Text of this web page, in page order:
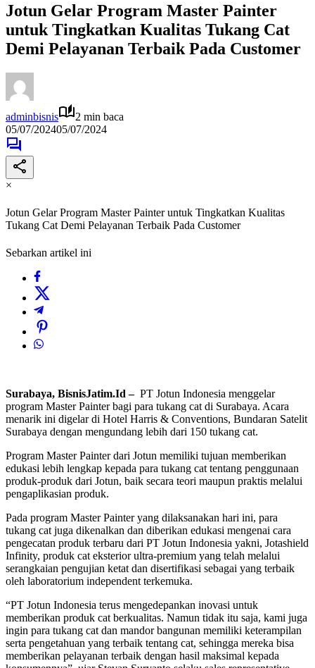
Jotun Gelar Program Master Painter
untuk Tingkatkan Kualitas Tukang Cat
Demi Pelayanan Terbaik Pada Customer
adminbisnis
2 min baca
05/07/202405/07/2024
×
Jotun Gelar Program Master Painter untuk Tingkatkan Kualitas
Tukang Cat Demi Pelayanan Terbaik Pada Customer
Sebarkan artikel ini
Surabaya, BisnisJatim.Id – PT Jotun Indonesia menggelar
program Master Painter bagi para tukang cat di Surabaya. Acara
menarik ini digelar di Hotel Harris & Conventions, Bundaran Satelit
Surabaya dengan mengundang lebih dari 150 tukang cat.
Program Master Painter dari Jotun memiliki tujuan memberikan
edukasi lebih lengkap kepada para tukang cat tentang penggunaan
produk-produk dari Jotun, baik secara teori maupun praktis melalui
pengaplikasian produk.
Pada program Master Painter yang dilaksanakan hari ini, para
tukang cat juga dikenalkan dan diberikan edukasi mengenai cara
pengecatan produk terbaru dari PT Jotun Indonesia yakni, Jotashield
Infinity, produk cat eksterior ultra-premium yang telah melalui
serangkaian pengujian ketat dan disertifikasi sebagai yang terbaik
oleh laboratorium independent terkemuka.
“PT Jotun Indonesia terus mengedepankan inovasi untuk
memberikan produk cat berkualitas. Namun tidak itu saja, kami juga
ingin para tukang cat dan mandor bangunan memiliki keterampilan
serta pengetahuan yang terbaik tentang cat, sehingga mereka bisa
memberikan pelayanan terbaik dengan hasil maksimal kepada